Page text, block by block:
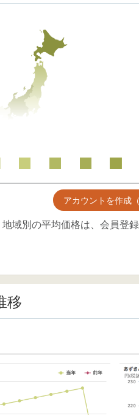
アカウントを作成（
地域別の平均価格は、会員登
移